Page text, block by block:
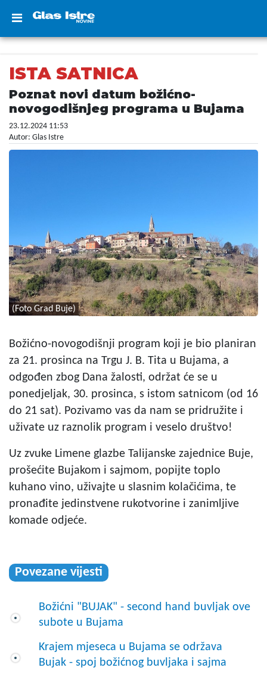
ISTA SATNICA
Poznat novi datum božićno-
novogodišnjeg programa u Bujama
23.12.2024 11:53
Autor: Glas Istre
(Foto Grad Buje)
Božićno-novogodišnji program koji je bio planiran
za 21. prosinca na Trgu J. B. Tita u Bujama, a
odgođen zbog Dana žalosti, održat će se u
ponedjeljak, 30. prosinca, s istom satnicom (od 16
do 21 sat). Pozivamo vas da nam se pridružite i
uživate uz raznolik program i veselo društvo!
Uz zvuke Limene glazbe Talijanske zajednice Buje,
prošećite Bujakom i sajmom, popijte toplo
kuhano vino, uživajte u slasnim kolačićima, te
pronađite jedinstvene rukotvorine i zanimljive
komade odjeće.
Povezane vijesti
Božićni "BUJAK" - second hand buvljak ove
subote u Bujama
Krajem mjeseca u Bujama se održava
Bujak - spoj božićnog buvljaka i sajma